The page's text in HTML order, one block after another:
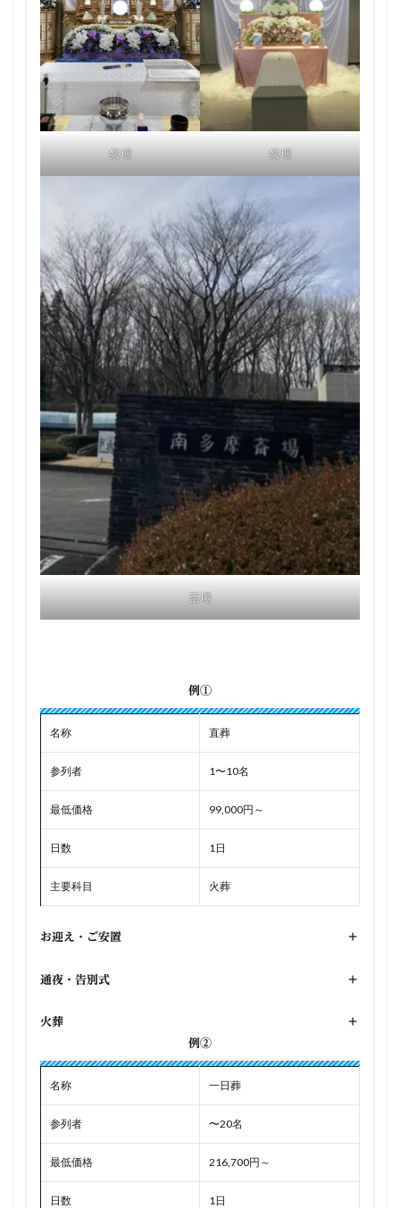
祭壇 祭壇
斎場
例①
名称 直葬
参列者 1〜10名
最低価格 99,000円～
日数 1日
主要科目 火葬
お迎え・ご安置 +
通夜・告別式 +
火葬
+
例②
名称 一日葬
参列者 〜20名
最低価格 216,700円～
日数 1日